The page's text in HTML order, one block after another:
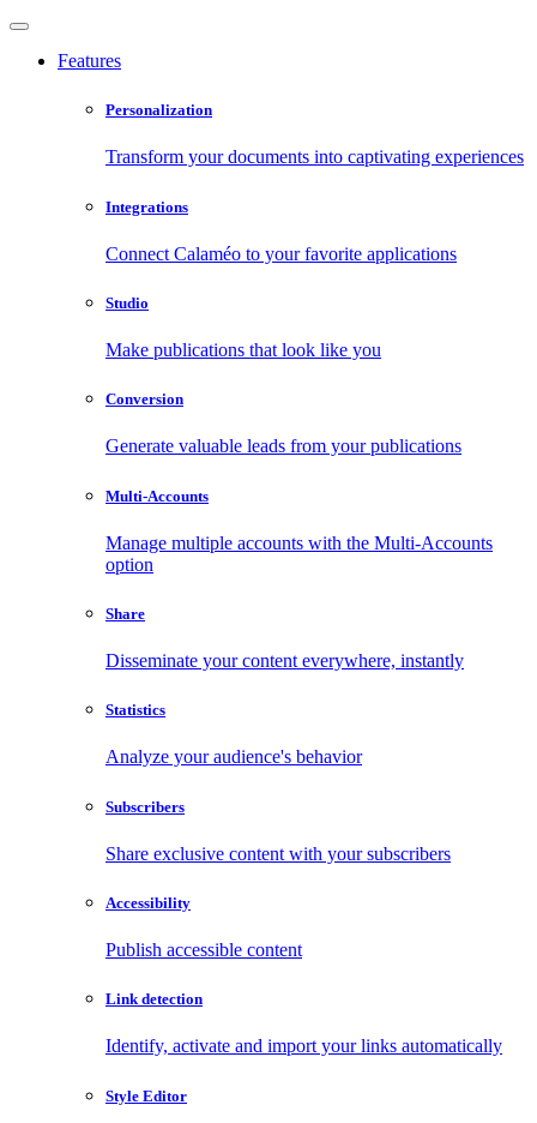
Features
Personalization
Transform your documents into captivating experiences
Integrations
Connect Calaméo to your favorite applications
Studio
Make publications that look like you
Conversion
Generate valuable leads from your publications
Multi-Accounts
Manage multiple accounts with the Multi-Accounts
option
Share
Disseminate your content everywhere, instantly
Statistics
Analyze your audience's behavior
Subscribers
Share exclusive content with your subscribers
Accessibility
Publish accessible content
Link detection
Identify, activate and import your links automatically
Style Editor